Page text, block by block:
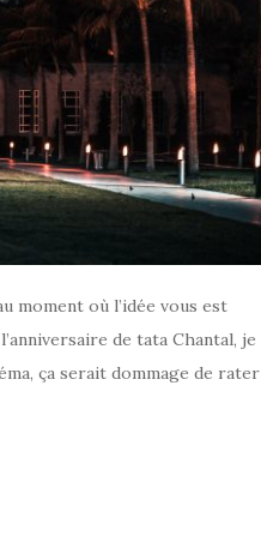
moment où l’idée vous est
de tata Chantal, je
ça serait dommage de rater